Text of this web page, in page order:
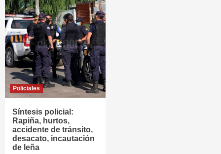
Policiales
Síntesis policial:
Rapiña, hurtos,
accidente de tránsito,
desacato, incautación
de leña